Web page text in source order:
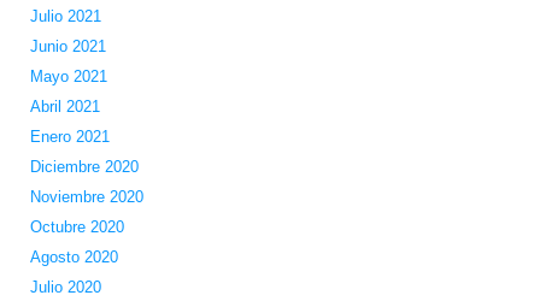
Julio 2021
Junio 2021
Mayo 2021
Abril 2021
Enero 2021
Diciembre 2020
Noviembre 2020
Octubre 2020
Agosto 2020
Julio 2020